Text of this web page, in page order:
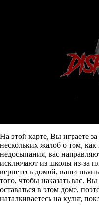
На этой карте, Вы играете
нескольких жалоб о том, как
недосыпания, вас
исключают из школы из-за
вернетесь домой, ваши
того, чтобы наказать вас.
оставаться в этом доме,
наталкиваетесь на культ,